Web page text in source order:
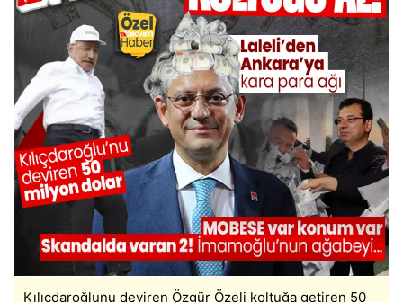
Kılıçdaroğlunu deviren Özgür Özeli koltuğa getiren 50